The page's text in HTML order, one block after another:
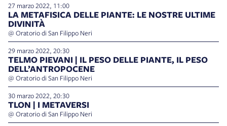
27 marzo 2022, 11:00
LA METAFISICA DELLE PIANTE: LE NOSTRE ULTIME
DIVINITÀ
@ Oratorio di San Filippo Neri
29 marzo 2022, 20:30
TELMO PIEVANI | IL PESO DELLE PIANTE, IL PESO
DELL’ANTROPOCENE
@ Oratorio di San Filippo Neri
30 marzo 2022, 20:30
TLON | I METAVERSI
@ Oratorio di San Filippo Neri